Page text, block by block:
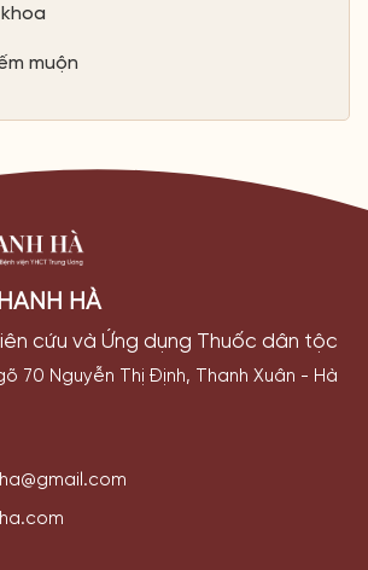
muộn
HÀ
cứu và Ứng dụng Thuốc dân tộc
70 Nguyễn Thị Định, Thanh Xuân - Hà